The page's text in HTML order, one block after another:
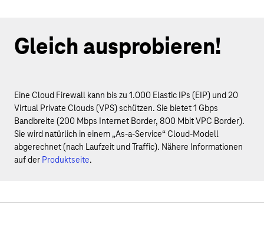
Gleich ausprobieren!
Eine Cloud Firewall kann bis zu 1.000 Elastic IPs (EIP) und 20
Virtual Private Clouds (VPS) schützen. Sie bietet 1 Gbps
Bandbreite (200 Mbps Internet Border, 800 Mbit VPC Border).
Sie wird natürlich in einem „As-a-Service“ Cloud-Modell
abgerechnet (nach Laufzeit und Traffic). Nähere Informationen
auf der Produktseite.